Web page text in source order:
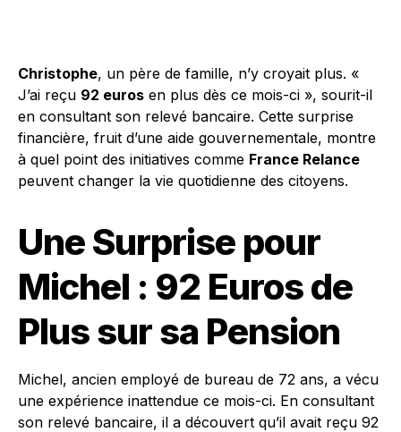
Christophe, un père de famille, n’y croyait plus. «
J’ai reçu 92 euros en plus dès ce mois-ci », sourit-il
en consultant son relevé bancaire. Cette surprise
financière, fruit d’une aide gouvernementale, montre
à quel point des initiatives comme France Relance
peuvent changer la vie quotidienne des citoyens.
Une Surprise pour
Michel : 92 Euros de
Plus sur sa Pension
Michel, ancien employé de bureau de 72 ans, a vécu
une expérience inattendue ce mois-ci. En consultant
son relevé bancaire, il a découvert qu’il avait reçu 92